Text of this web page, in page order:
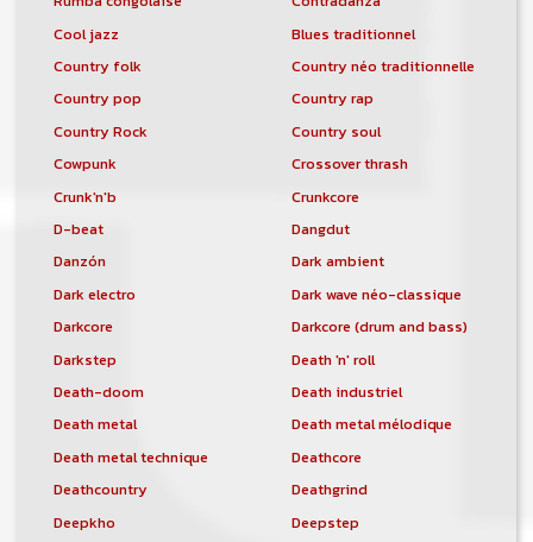
Cool jazz
Blues traditionnel
Country folk
Country néo traditionnelle
Country pop
Country rap
Country Rock
Country soul
Cowpunk
Crossover thrash
Crunk'n'b
Crunkcore
D-beat
Dangdut
Danzón
Dark ambient
Dark electro
Dark wave néo-classique
Darkcore
Darkcore (drum and bass)
Darkstep
Death 'n' roll
Death-doom
Death industriel
Death metal
Death metal mélodique
Death metal technique
Deathcore
Deathcountry
Deathgrind
Deepkho
Deepstep